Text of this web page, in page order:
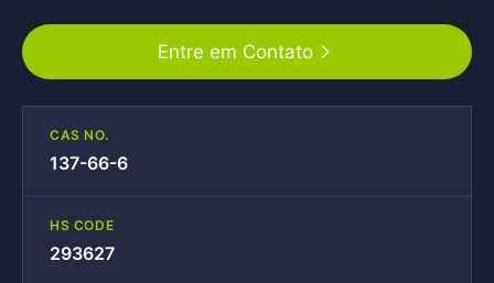
Entre em Contato
CAS NO.
137-66-6
HS CODE
293627